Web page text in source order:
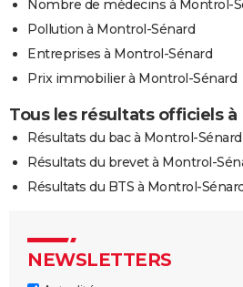
Nombre de médecins à Montrol-
Pollution à Montrol-Sénard
Entreprises à Montrol-Sénard
Prix immobilier à Montrol-Sénard
Tous les résultats officiels à
Résultats du bac à Montrol-Sénard
Résultats du brevet à Montrol-
Résultats du BTS à Montrol-
NEWSLETTERS